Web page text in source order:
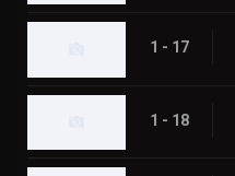
1 - 17
1 - 18